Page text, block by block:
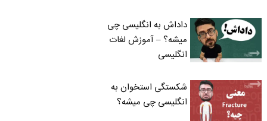
داداش به انگلیسی چی
میشه؟ – آموزش لغات
انگلیسی
شکستگی استخوان به
انگلیسی چی میشه؟